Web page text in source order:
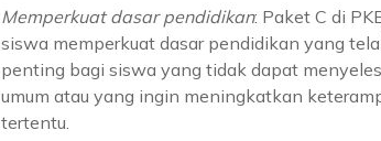
Memperkuat dasar pendidikan: Paket C di
siswa memperkuat dasar pendidikan yang
penting bagi siswa yang tidak dapat
umum atau yang ingin meningkatkan
tertentu.